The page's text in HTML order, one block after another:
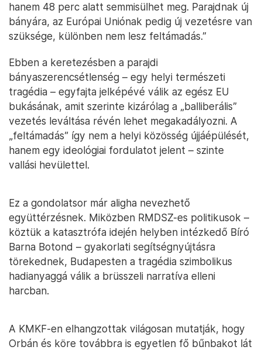
hanem 48 perc alatt semmisülhet meg. Parajdnak új
bányára, az Európai Uniónak pedig új vezetésre van
szüksége, különben nem lesz feltámadás.”
Ebben a keretezésben a parajdi
bányaszerencsétlenség – egy helyi természeti
tragédia – egyfajta jelképévé válik az egész EU
bukásának, amit szerinte kizárólag a „balliberális”
vezetés leváltása révén lehet megakadályozni. A
„feltámadás” így nem a helyi közösség újjáépülését,
hanem egy ideológiai fordulatot jelent – szinte
vallási hevülettel.
Ez a gondolatsor már aligha nevezhető
együttérzésnek. Miközben RMDSZ-es politikusok –
köztük a katasztrófa idején helyben intézkedő Bíró
Barna Botond – gyakorlati segítségnyújtásra
törekednek, Budapesten a tragédia szimbolikus
hadianyaggá válik a brüsszeli narratíva elleni
harcban.
A KMKF-en elhangzottak világosan mutatják, hogy
Orbán és köre továbbra is egyetlen fő bűnbakot lát